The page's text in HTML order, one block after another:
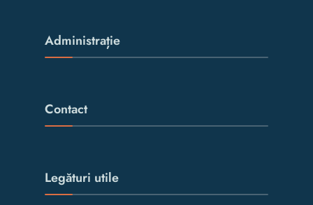
Administrație
Contact
Legături utile